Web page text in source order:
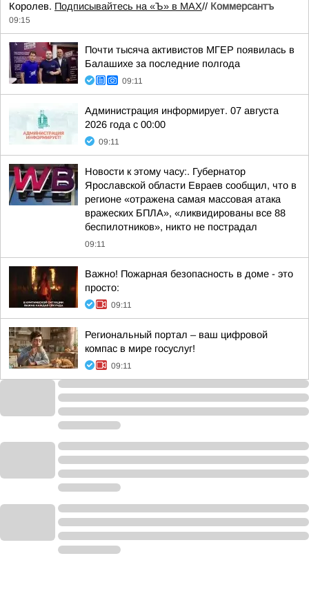
Королев. Подписывайтесь на «Ъ» в MAX// Коммерсантъ
09:15
Почти тысяча активистов МГЕР появилась в
Балашихе за последние полгода
09:11
Администрация информирует. 07 августа
2026 года с 00:00
09:11
Новости к этому часу:. Губернатор
Ярославской области Евраев сообщил, что в
регионе «отражена самая массовая атака
вражеских БПЛА», «ликвидированы все 88
беспилотников», никто не пострадал
09:11
Важно! Пожарная безопасность в доме - это
просто:
09:11
Региональный портал – ваш цифровой
компас в мире госуслуг!
09:11